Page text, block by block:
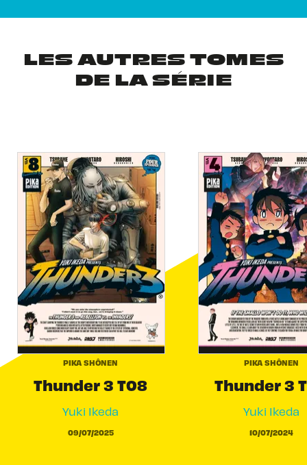
LES AUTRES TOMES
DE LA SÉRIE
PIKA SHÔNEN
Thunder 3 T08
Yuki Ikeda
09/07/2025
PIKA SHÔNEN
Thunder 3
Yuki Ikeda
10/07/2024